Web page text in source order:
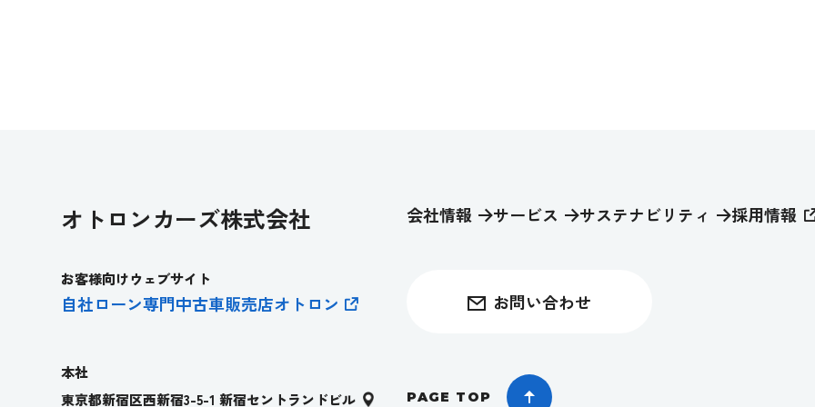
オトロンカーズ株式会社
お客様向けウェブサイト
自社ローン専門中古車販売店オトロ ン
本社
東京都新宿区西新宿3-5-1 新宿セントランドビル
会社情報 サービス サステナビリティ 採用情報
お問い合わせ
PAGE TOP